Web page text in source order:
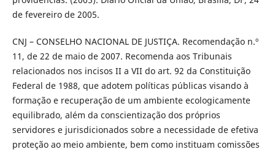
de fevereiro de 2005.
CNJ – CONSELHO NACIONAL DE JUSTIÇA. Recomendação n.º
11, de 22 de maio de 2007. Recomenda aos Tribunais
relacionados nos incisos II a VII do art. 92 da Constituição
Federal de 1988, que adotem políticas públicas visando à
formação e recuperação de um ambiente ecologicamente
equilibrado, além da conscientização dos próprios
servidores e jurisdicionados sobre a necessidade de efetiva
proteção ao meio ambiente, bem como instituam comissões